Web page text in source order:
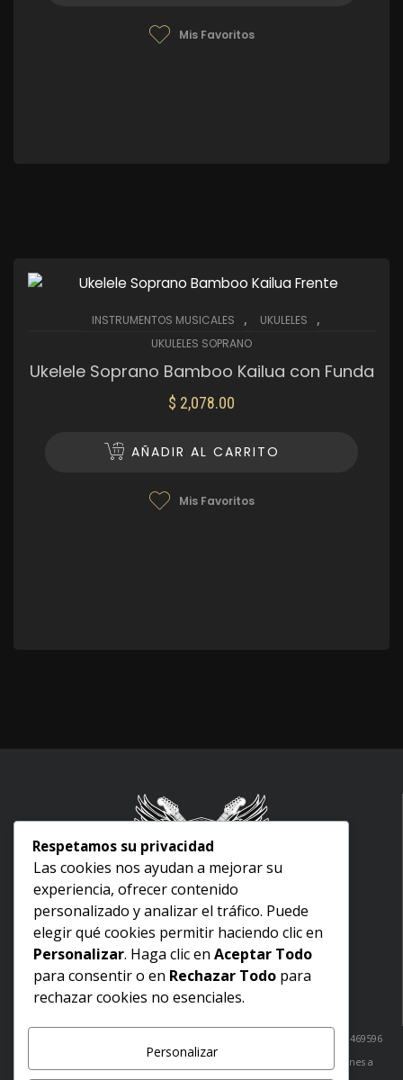
Mis Favoritos
INSTRUMENTOS MUSICALES , UKULELES ,
UKULELES SOPRANO
Ukelele Soprano Bamboo Kailua con Funda
$ 2,078.00
AÑADIR AL CARRITO
Mis Favoritos
Inicio
Nosotros
Aviso legal
Términos y condiciones
Politica de devoluciones
¿Dudas? Comunicate con nosotros: Cabo San Lucas: 6241051520 / 6241469596
Lunes a
Respetamos su privacidad
Las cookies nos ayudan a mejorar su
experiencia, ofrecer contenido
personalizado y analizar el tráfico. Puede
elegir qué cookies permitir haciendo clic en
Personalizar. Haga clic en Aceptar Todo
para consentir o en Rechazar Todo para
rechazar cookies no esenciales.
Personalizar